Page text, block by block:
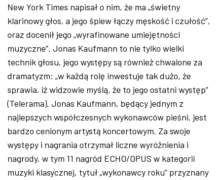
New York Times napisał o nim, że ma „świetny
klarinowy głos, a jego śpiew łączy męskość i czułość”,
oraz docenił jego „wyrafinowane umiejętności
muzyczne”. Jonas Kaufmann to nie tylko wielki
technik głosu, jego występy są również chwalone za
dramatyzm: „w każdą rolę inwestuje tak dużo, że
sprawia, iż widzowie myślą, że to jego ostatni występ”
(Telerama). Jonas Kaufmann, będący jednym z
najlepszych współczesnych wykonawców pieśni, jest
bardzo cenionym artystą koncertowym. Za swoje
występy i nagrania otrzymał liczne wyróżnienia i
nagrody, w tym 11 nagród ECHO/OPUS w kategorii
muzyki klasycznej, tytuł „wykonawcy roku” przyznany